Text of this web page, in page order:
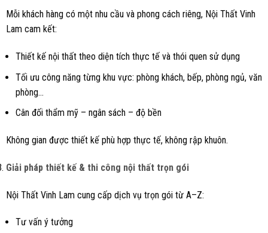
Mỗi khách hàng có một nhu cầu và phong cách riêng, Nội Thất Vinh
Lam cam kết:
Thiết kế nội thất theo diện tích thực tế và thói quen sử dụng
Tối ưu công năng từng khu vực: phòng khách, bếp, phòng ngủ, văn
phòng…
Cân đối thẩm mỹ – ngân sách – độ bền
Không gian được thiết kế phù hợp thực tế, không rập khuôn.
Giải pháp thiết kế & thi công nội thất trọn gói
Nội Thất Vinh Lam cung cấp dịch vụ trọn gói từ A–Z:
Tư vấn ý tưởng